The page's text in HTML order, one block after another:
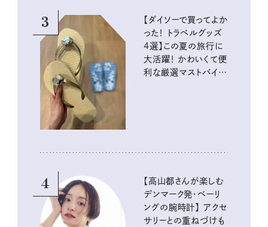
3
【ダイソーで買ってよか
った！ トラベルグッズ
4選】この夏の旅行に
大活躍！ かわいくて便
利な厳選マストバイア
4
【高山都さんが楽しむ
デンマーク発・ベーリ
ングの腕時計】 アクセ
サリーとの重ねづけも